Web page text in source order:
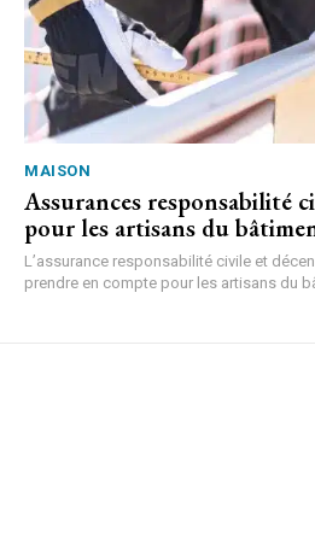
MAISON
Assurances responsabilité
pour les artisans du
L’assurance responsabilité civile et
prendre en compte pour les artisans du